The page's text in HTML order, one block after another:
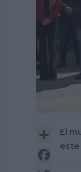
2
minutes,
33
seconds
Share
El
este